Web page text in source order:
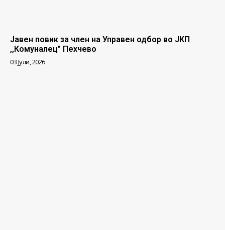
Јавен повик за член на Управен одбор во ЈКП
,,Комуналец” Пехчево
03 Јули, 2026